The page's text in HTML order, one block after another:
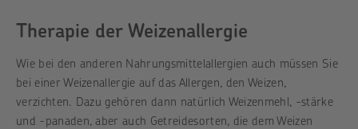
Therapie der Weizenallergie
Wie bei den anderen Nahrungsmittelallergien auch müssen Sie
bei einer Weizenallergie auf das Allergen, den Weizen,
verzichten. Dazu gehören dann natürlich Weizenmehl, -stärke
und -panaden, aber auch Getreidesorten, die dem Weizen